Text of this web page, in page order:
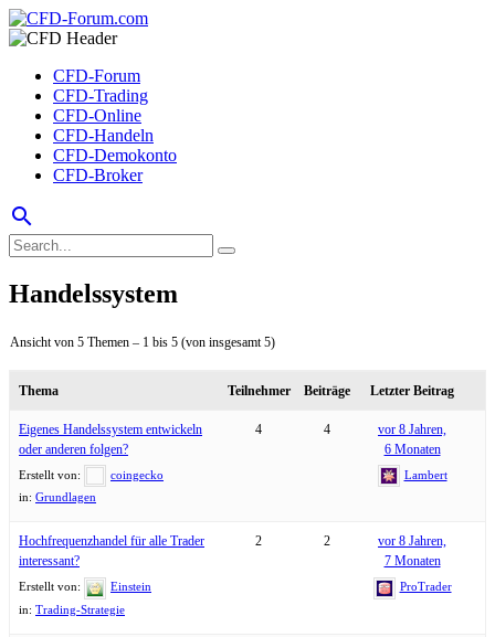
CFD-Forum
CFD-Trading
CFD-Online
CFD-Handeln
CFD-Demokonto
CFD-Broker
search
Handelssystem
Ansicht von 5 Themen – 1 bis 5 (von insgesamt 5)
Thema Teilnehmer Beiträge Letzter Beitrag
Eigenes Handelssystem entwickeln
oder anderen folgen?
Erstellt von:
coingecko
in: Grundlagen
4 4
vor 8 Jahren,
6 Monaten
Lambert
Hochfrequenzhandel für alle Trader
interessant?
Erstellt von:
Einstein
in: Trading-Strategie
2 2
vor 8 Jahren,
7 Monaten
ProTrader